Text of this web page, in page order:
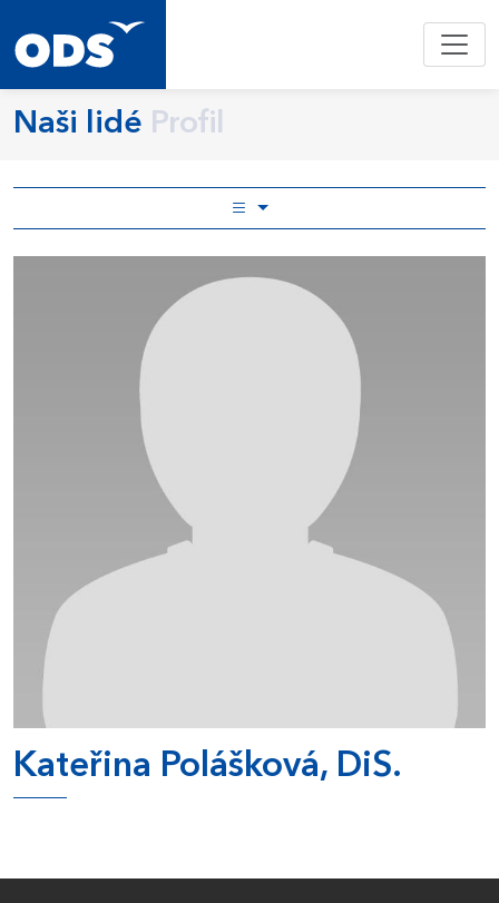
Naši lidé Profil
Kateřina Polášková, DiS.